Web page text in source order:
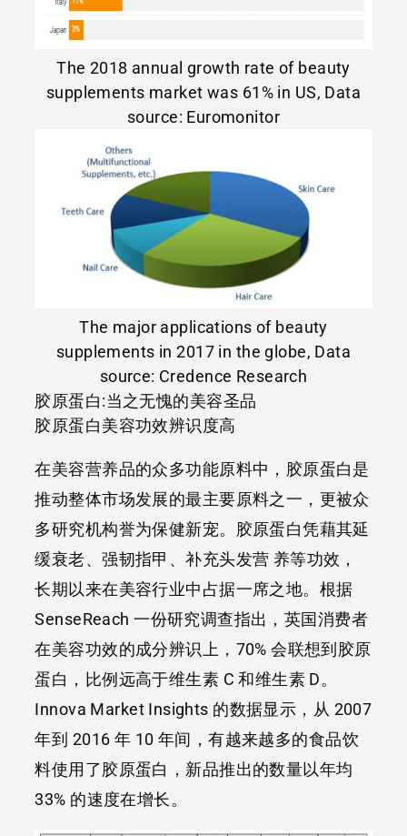
The 2018 annual growth rate of beauty
supplements market was 61% in US, Data
source: Euromonitor
The major applications of beauty
supplements in 2017 in the globe, Data
source: Credence Research
胶原蛋白:当之无愧的美容圣品
胶原蛋白美容功效辨识度高
在美容营养品的众多功能原料中，胶原蛋白是
推动整体市场发展的最主要原料之一，更被众
多研究机构誉为保健新宠。胶原蛋白凭藉其延
缓衰老、强韧指甲、补充头发营 养等功效，
长期以来在美容行业中占据一席之地。根据
SenseReach 一份研究调查指出，英国消费者
在美容功效的成分辨识上，70% 会联想到胶原
蛋白，比例远高于维生素 C 和维生素 D。
Innova Market Insights 的数据显示，从 2007
年到 2016 年 10 年间，有越来越多的食品饮
料使用了胶原蛋白，新品推出的数量以年均
33% 的速度在增长。